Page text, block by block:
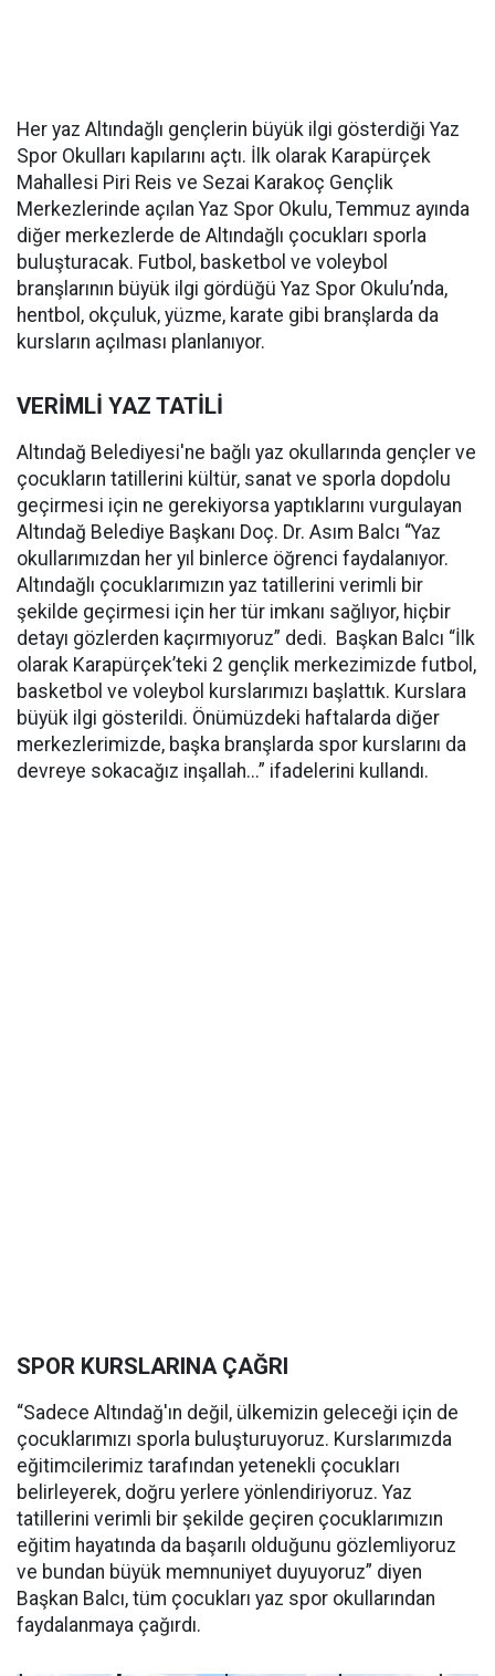
Her yaz Altındağlı gençlerin büyük ilgi gösterdiği Yaz
Spor Okulları kapılarını açtı. İlk olarak Karapürçek
Mahallesi Piri Reis ve Sezai Karakoç Gençlik
Merkezlerinde açılan Yaz Spor Okulu, Temmuz ayında
diğer merkezlerde de Altındağlı çocukları sporla
buluşturacak. Futbol, basketbol ve voleybol
branşlarının büyük ilgi gördüğü Yaz Spor Okulu’nda,
hentbol, okçuluk, yüzme, karate gibi branşlarda da
kursların açılması planlanıyor.
VERİMLİ YAZ TATİLİ
Altındağ Belediyesi'ne bağlı yaz okullarında gençler ve
çocukların tatillerini kültür, sanat ve sporla dopdolu
geçirmesi için ne gerekiyorsa yaptıklarını vurgulayan
Altındağ Belediye Başkanı Doç. Dr. Asım Balcı “Yaz
okullarımızdan her yıl binlerce öğrenci faydalanıyor.
Altındağlı çocuklarımızın yaz tatillerini verimli bir
şekilde geçirmesi için her tür imkanı sağlıyor, hiçbir
detayı gözlerden kaçırmıyoruz” dedi. Başkan Balcı “İlk
olarak Karapürçek’teki 2 gençlik merkezimizde futbol,
basketbol ve voleybol kurslarımızı başlattık. Kurslara
büyük ilgi gösterildi. Önümüzdeki haftalarda diğer
merkezlerimizde, başka branşlarda spor kurslarını da
devreye sokacağız inşallah...” ifadelerini kullandı.
SPOR KURSLARINA ÇAĞRI
“Sadece Altındağ'ın değil, ülkemizin geleceği için de
çocuklarımızı sporla buluşturuyoruz. Kurslarımızda
eğitimcilerimiz tarafından yetenekli çocukları
belirleyerek, doğru yerlere yönlendiriyoruz. Yaz
tatillerini verimli bir şekilde geçiren çocuklarımızın
eğitim hayatında da başarılı olduğunu gözlemliyoruz
ve bundan büyük memnuniyet duyuyoruz” diyen
Başkan Balcı, tüm çocukları yaz spor okullarından
faydalanmaya çağırdı.